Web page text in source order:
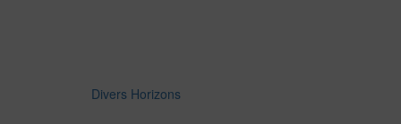
Divers Horizons